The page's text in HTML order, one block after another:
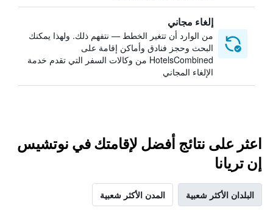
إلغاء مجاني
من الوارد أن تتغير الخطط — نتفهم ذلك. ولهذا يمكنك
البحث وحجز فنادق وأماكن إقامة على
HotelsCombined من وكالات السفر التي تقدم خدمة
الإلغاء المجاني
اعثر على نتائج أفضل لإقامتك في نوتشيس
إن تريانا
البلدان الأكثر شعبية المدن الأكثر شعبية